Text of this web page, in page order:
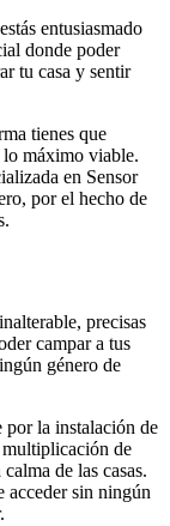
entusiasmado
donde poder
tu casa y sentir
tienes que
lo máximo viable.
en Sensor
por el hecho de
precisas
campar a tus
género de
por la instalación de
multiplicación de
de las casas.
acceder sin ningún